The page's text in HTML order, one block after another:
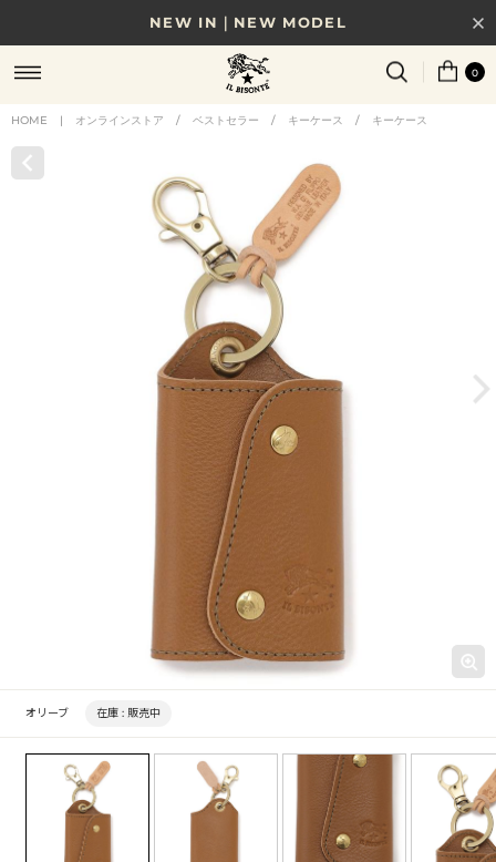
NEW IN｜NEW MODEL
8/17(月)10時まで｜税込11,000円以上で送料無料
贈る相手やシーンから選べる、新しいギフトガイド
0
HOME | オンラインストア / ベストセラー / キーケース / キーケース
オリーブ 在庫 : 販売中